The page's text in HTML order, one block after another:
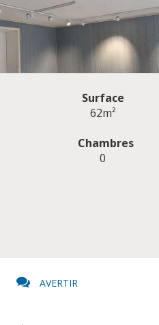
Surface
62m²
Chambres
0
AVERTIR